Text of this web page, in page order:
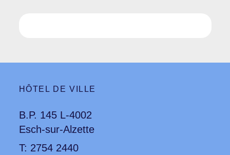
HÔTEL DE VILLE
B.P. 145 L-4002
Esch-sur-Alzette
T: 2754 2440